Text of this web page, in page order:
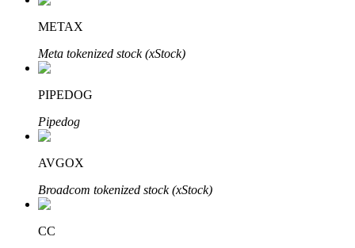
Bitruści Partnerzy
METAX
Meta tokenized stock (xStock)
PIPEDOG
Pipedog
AVGOX
Broadcom tokenized stock (xStock)
CC